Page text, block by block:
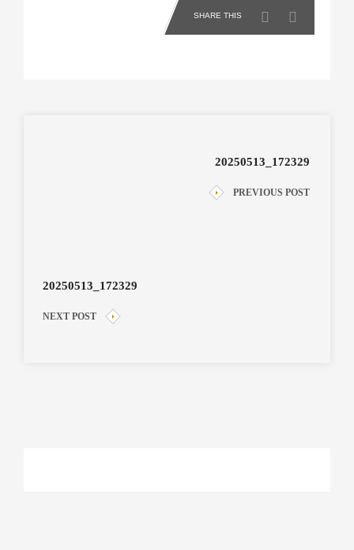
SHARE THIS
20250513_172329
PREVIOUS POST
20250513_172329
NEXT POST